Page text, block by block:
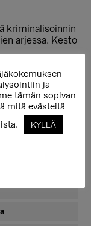
kriminalisoinnin
arjessa. Kesto
ja
tämän sopivan
mitä evästeitä
KYLLÄ